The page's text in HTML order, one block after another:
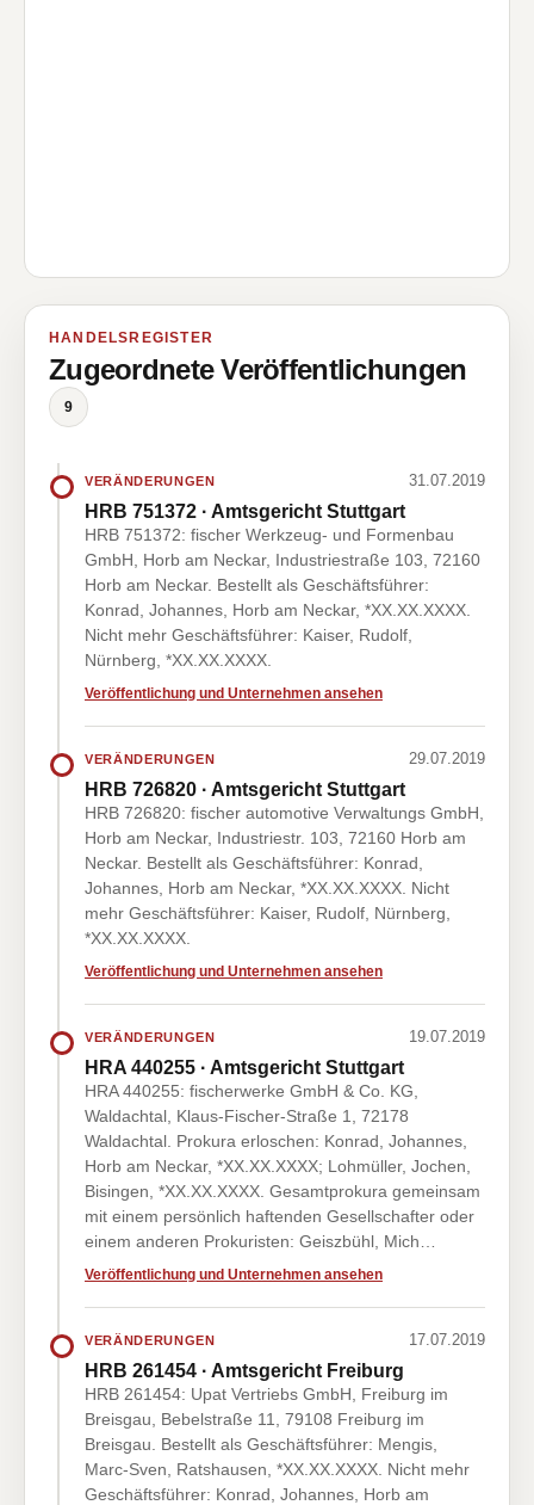
HANDELSREGISTER
Zugeordnete Veröffentlichungen
9
VERÄNDERUNGEN 31.07.2019
HRB 751372 · Amtsgericht Stuttgart
HRB 751372: fischer Werkzeug- und Formenbau
GmbH, Horb am Neckar, Industriestraße 103, 72160
Horb am Neckar. Bestellt als Geschäftsführer:
Konrad, Johannes, Horb am Neckar, *XX.XX.XXXX.
Nicht mehr Geschäftsführer: Kaiser, Rudolf,
Nürnberg, *XX.XX.XXXX.
Veröffentlichung und Unternehmen ansehen
VERÄNDERUNGEN 29.07.2019
HRB 726820 · Amtsgericht Stuttgart
HRB 726820: fischer automotive Verwaltungs GmbH,
Horb am Neckar, Industriestr. 103, 72160 Horb am
Neckar. Bestellt als Geschäftsführer: Konrad,
Johannes, Horb am Neckar, *XX.XX.XXXX. Nicht
mehr Geschäftsführer: Kaiser, Rudolf, Nürnberg,
*XX.XX.XXXX.
Veröffentlichung und Unternehmen ansehen
VERÄNDERUNGEN 19.07.2019
HRA 440255 · Amtsgericht Stuttgart
HRA 440255: fischerwerke GmbH & Co. KG,
Waldachtal, Klaus-Fischer-Straße 1, 72178
Waldachtal. Prokura erloschen: Konrad, Johannes,
Horb am Neckar, *XX.XX.XXXX; Lohmüller, Jochen,
Bisingen, *XX.XX.XXXX. Gesamtprokura gemeinsam
mit einem persönlich haftenden Gesellschafter oder
einem anderen Prokuristen: Geiszbühl, Mich…
Veröffentlichung und Unternehmen ansehen
VERÄNDERUNGEN 17.07.2019
HRB 261454 · Amtsgericht Freiburg
HRB 261454: Upat Vertriebs GmbH, Freiburg im
Breisgau, Bebelstraße 11, 79108 Freiburg im
Breisgau. Bestellt als Geschäftsführer: Mengis,
Marc-Sven, Ratshausen, *XX.XX.XXXX. Nicht mehr
Geschäftsführer: Konrad, Johannes, Horb am